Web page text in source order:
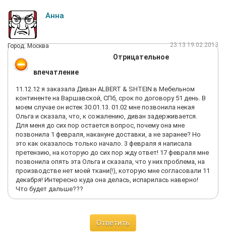
Анна
Город: Москва 23:13 19.02.2013
Отрицательное
впечатление
11.12.12 я заказала Диван ALBERT & SHTEIN в Мебельном
континенте на Варшавской, СПб, срок по договору 51 день. В
моем случае он истек 30.01.13. 01.02 мне позвонила некая
Ольга и сказала, что, к сожалению, диван задерживается.
Для меня до сих пор остается вопрос, почему она мне
позвонила 1 февраля, накануне доставки, а не заранее? Но
это как оказалось только начало. 3 февраля я написала
претензию, на которую до сих пор жду ответ! 17 февраля мне
позвонила опять эта Ольга и сказала, что у них проблема, на
производстве нет моей ткани(!), которую мне согласовали 11
декабря! Интересно куда она делась, испарилась наверно!
Что будет дальше???
Ответить